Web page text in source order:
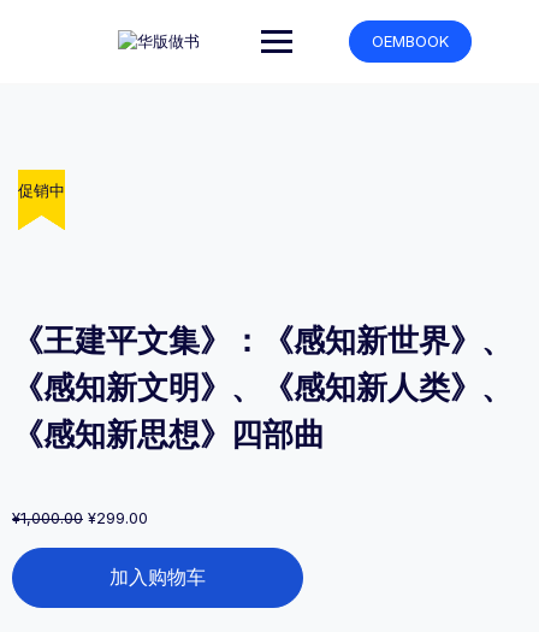
OEMBOOK
促销中
《王建平文集》：《感知新世界》、
《感知新文明》、《感知新人类》、
《感知新思想》四部曲
¥1,000.00 原
¥1,000.00。
¥299.00
格
为：
《王
建
平
加入购物车
促销中
促销中
促销中
促销中